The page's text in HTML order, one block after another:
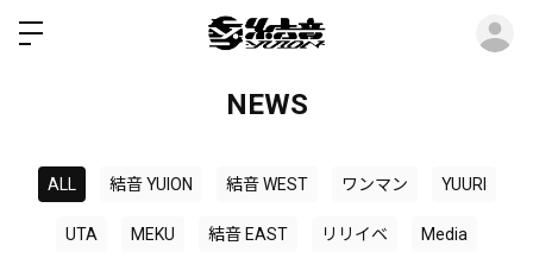
NEWS
ALL 結音 YUION 結音 WEST ワンマン YUURI
UTA MEKU 結音 EAST リリイベ Media